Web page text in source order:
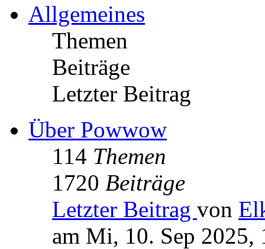
Allgemeines
Themen
Beiträge
Letzter Beitrag
Über Powwow
114 Themen
1720 Beiträge
Letzter Beitrag von
am Mi, 10. Sep 2025,